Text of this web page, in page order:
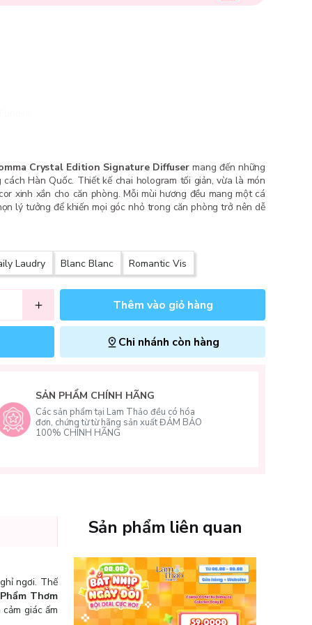
Crystal Edition Signature Diffusermang đến những
Hàn Quốc. Thiết kế chai hologram tối giản, vừa là món
xinh xắn cho căn phòng. Mỗi mùi hương đều mang một cá
lý tưởng để khiến mọi góc nhỏ trong căn phòng trở nên dễ
Laudry Blanc Blanc Romantic Vis
Thêm vào giỏ hàng
Chi nhánh còn hàng
SẢN PHẨM CHÍNH HÃNG
Các sản phẩm tại Lam Thảo đều có hóa
đơn, chứng từ từ hãng sản xuất ĐẢM BẢO
100% CHÍNH HÃNG
ngơi. Thế
Thơm
giác ấm
Sản phẩm liên quan